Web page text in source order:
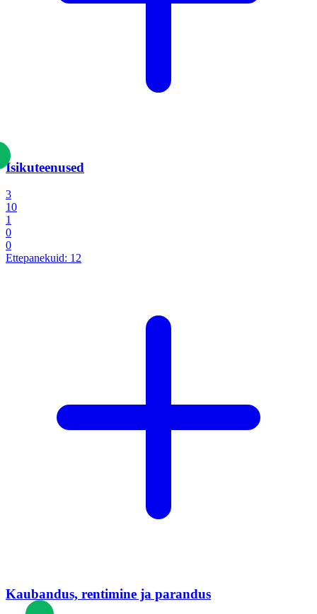
Isikuteenused
3
10
1
0
0
Ettepanekuid: 12
Kaubandus, rentimine ja parandus